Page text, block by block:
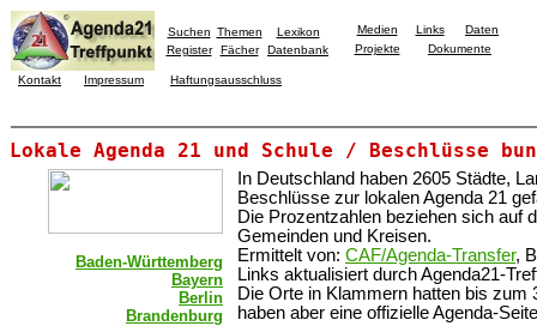
Suchen Themen
Lexikon
Register
Fächer Datenbank
Medien Links
Daten
Projekte
Dokumente
Kontakt Impressum Haftungsausschluss
Lokale Agenda 21 und Schule / Beschlüsse
Baden-Württemberg
Bayern
Berlin
Brandenburg
In Deutschland haben 2605 Städte,
Beschlüsse zur lokalen Agenda 21
Die Prozentzahlen beziehen sich auf
Gemeinden und Kreisen.
Ermittelt von: CAF/Agenda-Transfer,
Links aktualisiert durch Agenda21-
Die Orte in Klammern hatten bis zum
haben aber eine offizielle Agenda-